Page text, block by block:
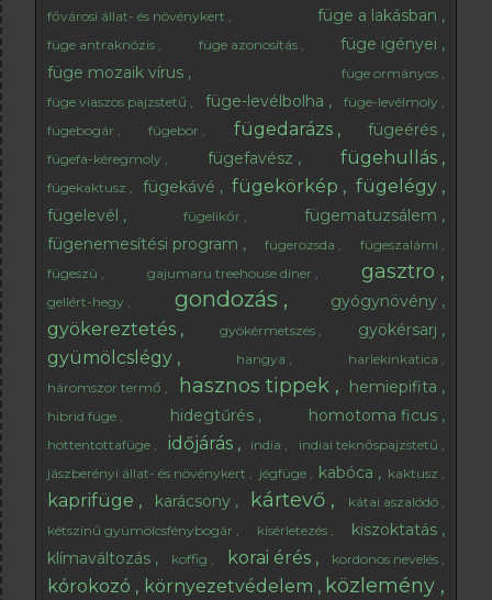
fővárosi állat- és növénykert füge a lakásban
füge antraknózis füge azonosítás
füge igényei
füge mozaik vírus
füge ormányos
füge viaszos pajzstetű
füge-levélbolha
füge-levélmoly
fügebogár
fügebor fügedarázs fügeérés
fügefa-kéregmoly fügefavész fügehullás
fügekaktusz fügekávé fügekörkép fügelégy
fügelevél fügelikőr
fügematuzsálem
fügenemesítési program
fügerozsda
fügeszalámi
fügeszú
gajumaru treehouse diner gasztro
gellért-hegy gondozás gyógynövény
gyökereztetés gyökérmetszés gyökérsarj
gyümölcslégy hangya
harlekinkatica
háromszor termő
hasznos tippek hemiepifita
hibrid füge hidegtűrés homotoma ficus
hottentottafüge időjárás india
indiai teknőspajzstetű
jászberényi állat- és növénykert
jégfüge kabóca kaktusz
kaprifüge karácsony kártevő
kátai aszalódó
kétszínű gyümölcsfénybogár
kísérletezés
kiszoktatás
klímaváltozás
koffig korai érés kordonos nevelés
kórokozó környezetvédelem közlemény